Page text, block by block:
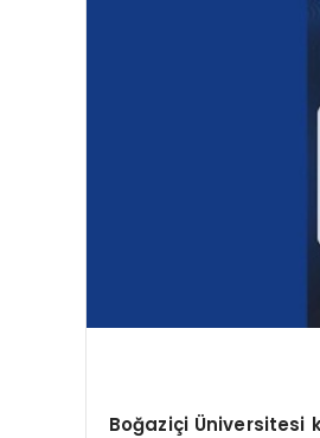
Boğaziçi Üniversitesi